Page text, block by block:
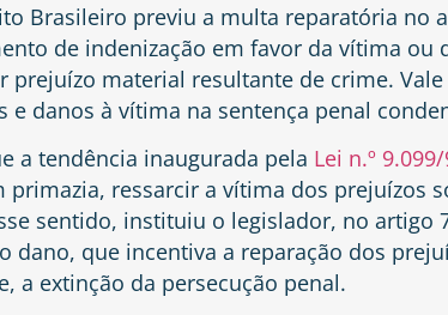
Brasileiro previu a multa reparatória no
de indenização em favor da vítima ou
prejuízo material resultante de crime. Vale
e danos à vítima na sentença penal
a tendência inaugurada pela Lei n.º
primazia, ressarcir a vítima dos prejuízos
sentido, instituiu o legislador, no artigo
dano, que incentiva a reparação dos
a extinção da persecução penal.